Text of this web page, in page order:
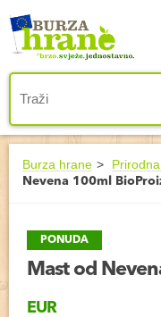
Burza hrane
Nevena 100ml
PONUDA
Mast od
EUR